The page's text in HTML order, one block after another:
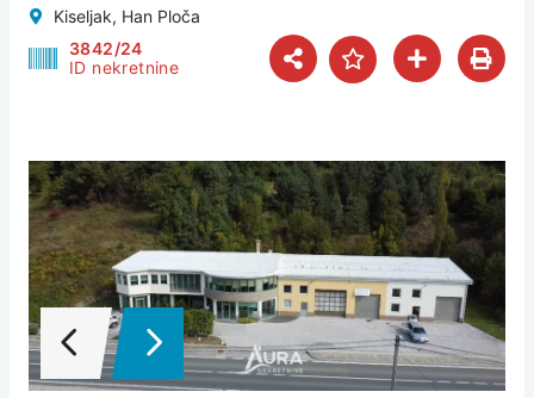
Kiseljak, Han Ploča
3842/24
ID nekretnine